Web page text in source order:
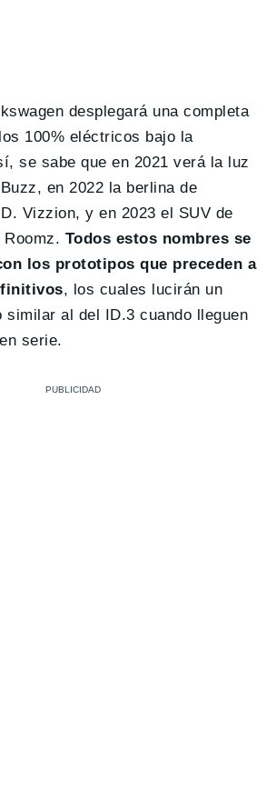
desplegará una completa
100% eléctricos bajo la
se sabe que en 2021 verá la luz
en 2022 la berlina de
Vizzion, y en 2023 el SUV de
Todos estos nombres se
los prototipos que preceden a
, los cuales lucirán un
similar al del ID.3 cuando lleguen
serie.